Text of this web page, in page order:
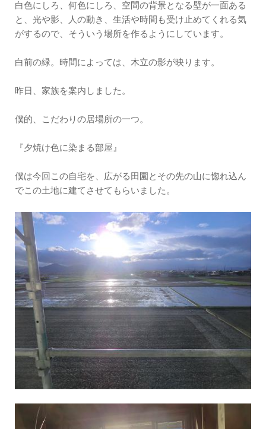
白色にしろ、何色にしろ、空間の背景となる壁が一面ある
と、光や影、人の動き、生活や時間も受け止めてくれる気
がするので、そういう場所を作るようにしています。
白前の緑。時間によっては、木立の影が映ります。
昨日、家族を案内しました。
僕的、こだわりの居場所の一つ。
『夕焼け色に染まる部屋』
僕は今回この自宅を、広がる田園とその先の山に惚れ込ん
でこの土地に建てさせてもらいました。